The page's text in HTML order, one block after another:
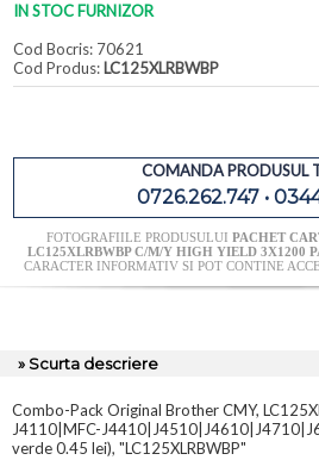
IN STOC FURNIZOR
Cod Bocris: 70621
Cod Produs: LC125XLRBWBP
COMANDA PRODUSUL
0726.262.747 •
FOTOGRAFIILE PRODUSULUI PACHET
LC125XLRBWBP C/M/Y HIGH YIELD 3X1200
CARACTER INFORMATIV SI POT CONTINE
» Scurta descriere
Combo-Pack Original Brother CMY,
J4110|MFC-
verde 0.45 lei), "LC125XLRBWBP"